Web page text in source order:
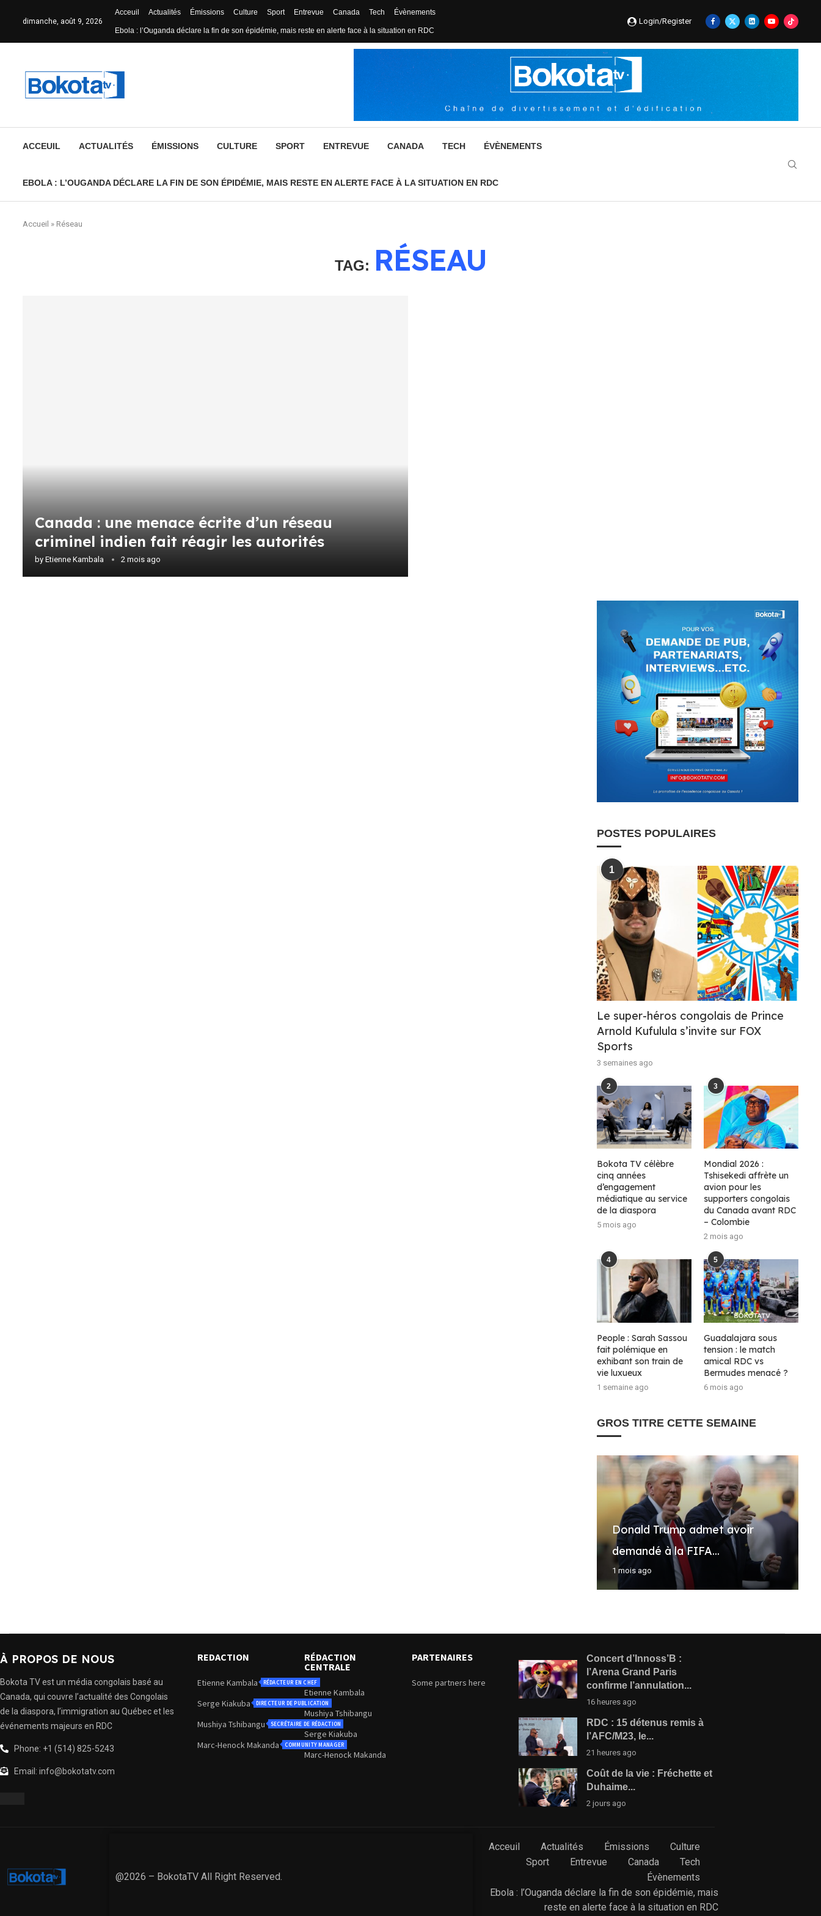
dimanche, août 9, 2026
Acceuil Actualités Émissions Culture Sport Entrevue Canada Tech Évènements
Ebola : l’Ouganda déclare la fin de son épidémie, mais reste en alerte face à la situation en RDC
Login/Register
ACCEUIL ACTUALITÉS ÉMISSIONS CULTURE SPORT ENTREVUE CANADA TECH ÉVÈNEMENTS
EBOLA : L’OUGANDA DÉCLARE LA FIN DE SON ÉPIDÉMIE, MAIS RESTE EN ALERTE FACE À LA SITUATION EN RDC
Accueil » Réseau
TAG: RÉSEAU
Canada : une menace écrite d’un réseau
criminel indien fait réagir les autorités
by Etienne Kambala 2 mois ago
POSTES POPULAIRES
1
Le super-héros congolais de Prince
Arnold Kufulula s’invite sur FOX
Sports
3 semaines ago
2
Bokota TV célèbre
cinq années
d’engagement
médiatique au service
de la diaspora
5 mois ago
3
Mondial 2026 :
Tshisekedi affrète un
avion pour les
supporters congolais
du Canada avant RDC
– Colombie
2 mois ago
4
People : Sarah Sassou
fait polémique en
exhibant son train de
vie luxueux
1 semaine ago
5
Guadalajara sous
tension : le match
amical RDC vs
Bermudes menacé ?
6 mois ago
GROS TITRE CETTE SEMAINE
Donald Trump admet avoir
demandé à la FIFA...
1 mois ago
À PROPOS DE NOUS
Bokota TV est un média congolais basé au
Canada, qui couvre l’actualité des Congolais
de la diaspora, l’immigration au Québec et les
événements majeurs en RDC
Phone: +1 (514) 825-5243
Email: info@bokotatv.com
REDACTION
Etienne Kambala RÉDACTEUR EN CHEF
Serge Kiakuba DIRECTEUR DE PUBLICATION
Mushiya Tshibangu SECRÉTAIRE DE RÉDACTION
Marc-Henock Makanda COMMUNITY MANAGER
RÉDACTION
CENTRALE
Etienne Kambala
Mushiya Tshibangu
Serge Kiakuba
Marc-Henock Makanda
PARTENAIRES
Some partners here
Concert d’Innoss’B :
l’Arena Grand Paris
confirme l’annulation...
16 heures ago
RDC : 15 détenus remis à
l’AFC/M23, le...
21 heures ago
Coût de la vie : Fréchette et
Duhaime...
2 jours ago
@2026 – BokotaTV All Right Reserved.
Acceuil Actualités Émissions
Culture
Sport
Entrevue Canada
Tech
Évènements
Ebola : l’Ouganda déclare la fin de son épidémie, mais
reste en alerte face à la situation en RDC